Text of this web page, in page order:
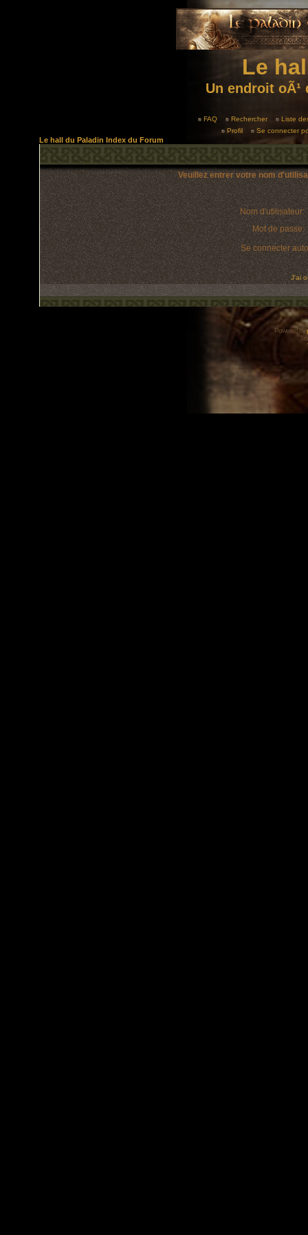
Le
Un endroit
FAQ Rechercher
Liste
Profil
Se connecter
Le hall du Paladin Index du Forum
Veuillez entrer votre nom
Nom d'utilisateur:
Mot de passe:
Se connecter
J'ai
Powered by